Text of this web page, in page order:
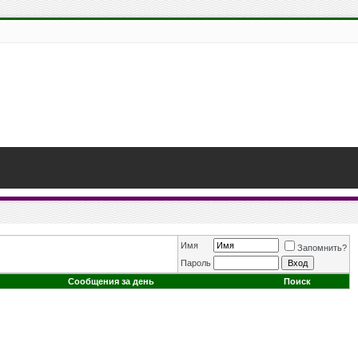
Имя
Запомнить?
Пароль
Сообщения за день
Поиск